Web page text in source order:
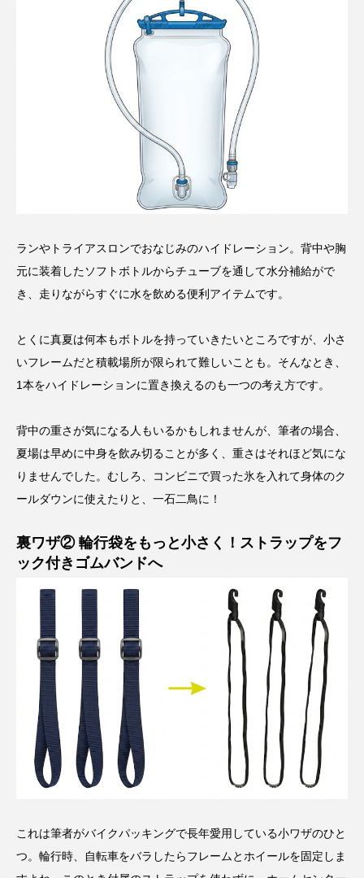
ランやトライアスロンでおなじみのハイドレーション。背中や胸
元に装着したソフトボトルからチューブを通して水分補給がで
き、走りながらすぐに水を飲める便利アイテムです。
とくに真夏は何本もボトルを持っていきたいところですが、小さ
いフレームだと積載場所が限られて難しいことも。そんなとき、
1本をハイドレーションに置き換えるのも一つの考え方です。
背中の重さが気になる人もいるかもしれませんが、筆者の場合、
夏場は早めに中身を飲み切ることが多く、重さはそれほど気にな
りませんでした。むしろ、コンビニで買った氷を入れて身体のク
ールダウンに使えたりと、一石二鳥に！
裏ワザ② 輪行袋をもっと小さく！ストラップをフ
ック付きゴムバンドへ
これは筆者がバイクパッキングで長年愛用している小ワザのひと
つ。輪行時、自転車をバラしたらフレームとホイールを固定しま